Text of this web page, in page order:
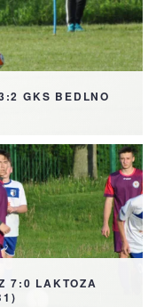
GKS BEDLNO
7:0 LAKTOZA